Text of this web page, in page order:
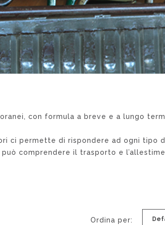
con formula a breve e a lungo
ci permette di rispondere ad ogni tipo
comprendere il trasporto e
Ordina per: